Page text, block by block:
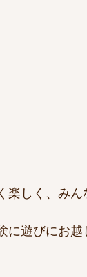
楽しく、みん
に遊びにお越